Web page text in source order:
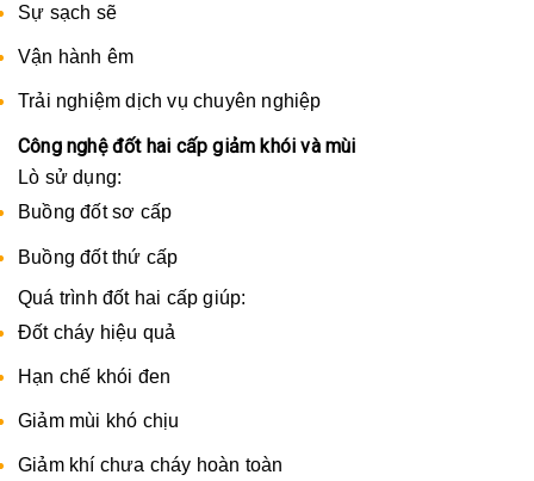
Sự sạch sẽ
Vận hành êm
Trải nghiệm dịch vụ chuyên nghiệp
Công nghệ đốt hai cấp giảm khói và mùi
Lò sử dụng:
Buồng đốt sơ cấp
Buồng đốt thứ cấp
Quá trình đốt hai cấp giúp:
Đốt cháy hiệu quả
Hạn chế khói đen
Giảm mùi khó chịu
Giảm khí chưa cháy hoàn toàn